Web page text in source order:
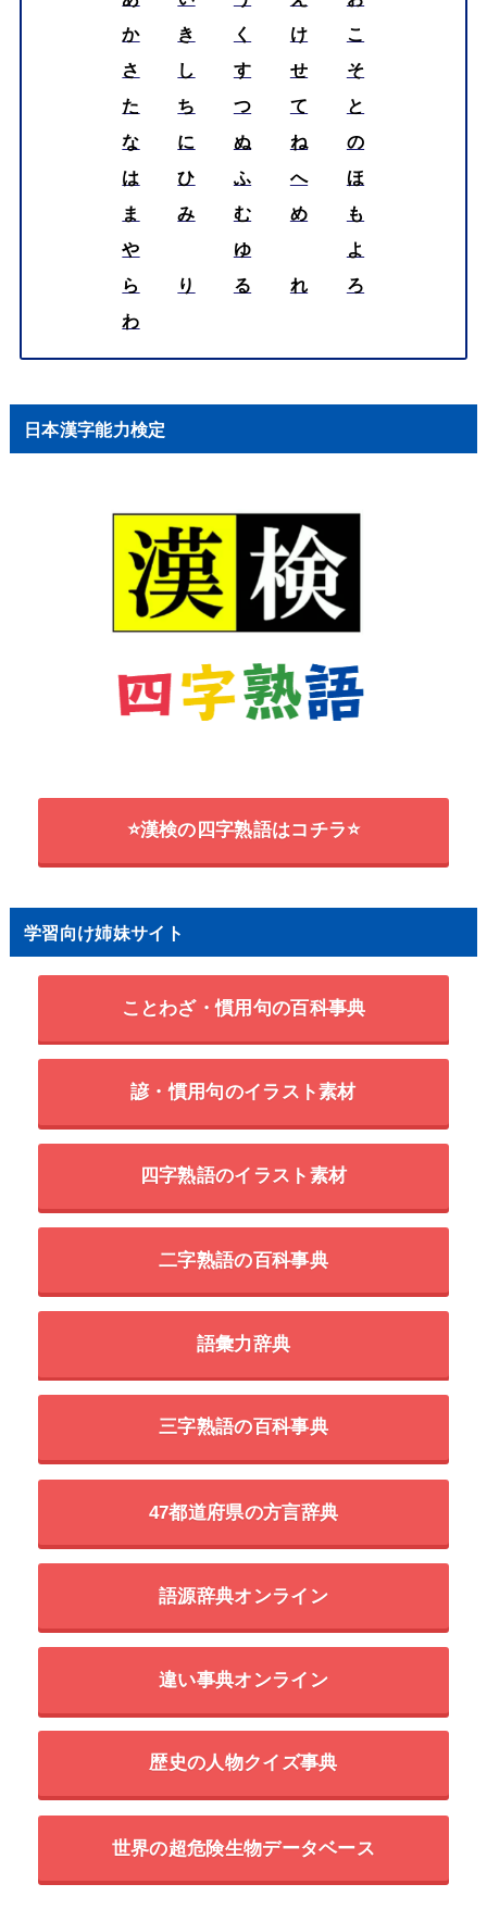
か
き く け
こ
さ
し す せ
そ
た
ち つ て
と
な
に ぬ ね
の
は
ひ ふ へ
ほ
ま
み む め
も
や
ゆ
よ
ら
り る れ
ろ
わ
日本漢字能力検定
⭐漢検の四字熟語はコチラ⭐
学習向け姉妹サイト
ことわざ・慣用句の百科事典
諺・慣用句のイラスト素材
四字熟語のイラスト素材
二字熟語の百科事典
語彙力辞典
三字熟語の百科事典
47都道府県の方言辞典
語源辞典オンライン
違い事典オンライン
歴史の人物クイズ事典
世界の超危険生物データベース